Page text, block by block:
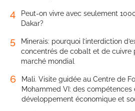
4
Peut-on vivre avec seulement
Dakar?
5
Minerais: pourquoi l’interdiction
concentrés de cobalt et de cuivre
marché mondial
6
Mali. Visite guidée au Centre de
Mohammed VI: des compétences
développement économique et